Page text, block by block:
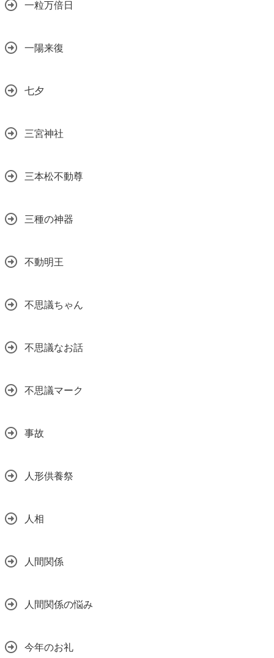
一粒万倍日
一陽来復
七夕
三宮神社
三本松不動尊
三種の神器
不動明王
不思議ちゃん
不思議なお話
不思議マーク
事故
人形供養祭
人相
人間関係
人間関係の悩み
今年のお礼